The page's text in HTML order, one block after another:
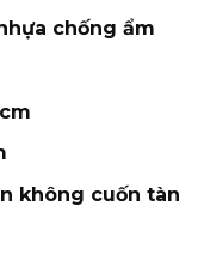
chống ẩm
không cuốn tàn